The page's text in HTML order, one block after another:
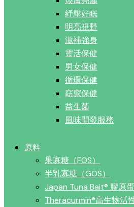
紓壓好眠
明亮視野
滋補強身
靈活保健
男女保健
循環保健
窈窕保健
益生菌
風味開發服務
原料
果寡糖（FOS）
半乳寡糖（GOS）
Japan Tuna Bait® 膠原
Theracurmin®高生物活